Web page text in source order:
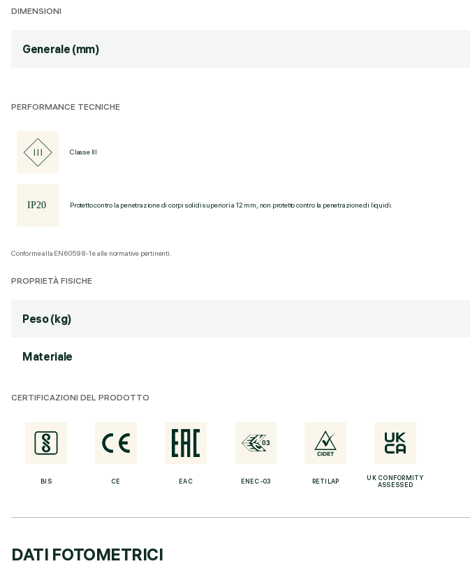
DIMENSIONI
Generale (mm)
PERFORMANCE TECNICHE
Classe III
Protetto contro la penetrazione di corpi solidi superiori a 12 mm, non protetto contro la penetrazione di liquidi.
Conforme alla EN60598-1 e alle normative pertinenti.
PROPRIETÀ FISICHE
Peso (kg)
Materiale
CERTIFICAZIONI DEL PRODOTTO
BIS CE EAC ENEC-03 RETILAP
UK CONFORMITY
ASSESSED
DATI FOTOMETRICI